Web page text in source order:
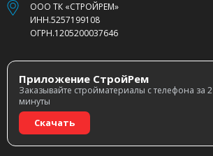
ООО ТК «СТРОЙРЕМ»
ИНН.5257199108
ОГРН.1205200037646
Приложение СтройРем
Заказывайте стройматериалы с телефона за 2
минуты
Скачать